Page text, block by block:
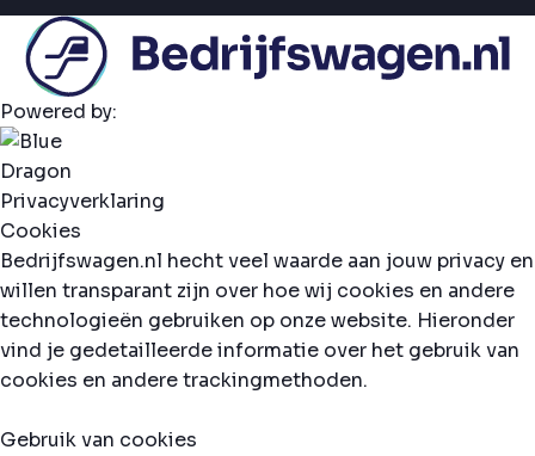
Powered by:
Privacyverklaring
Cookies
Bedrijfswagen.nl hecht veel waarde aan jouw privacy en
willen transparant zijn over hoe wij cookies en andere
technologieën gebruiken op onze website. Hieronder
vind je gedetailleerde informatie over het gebruik van
cookies en andere trackingmethoden.
Gebruik van cookies